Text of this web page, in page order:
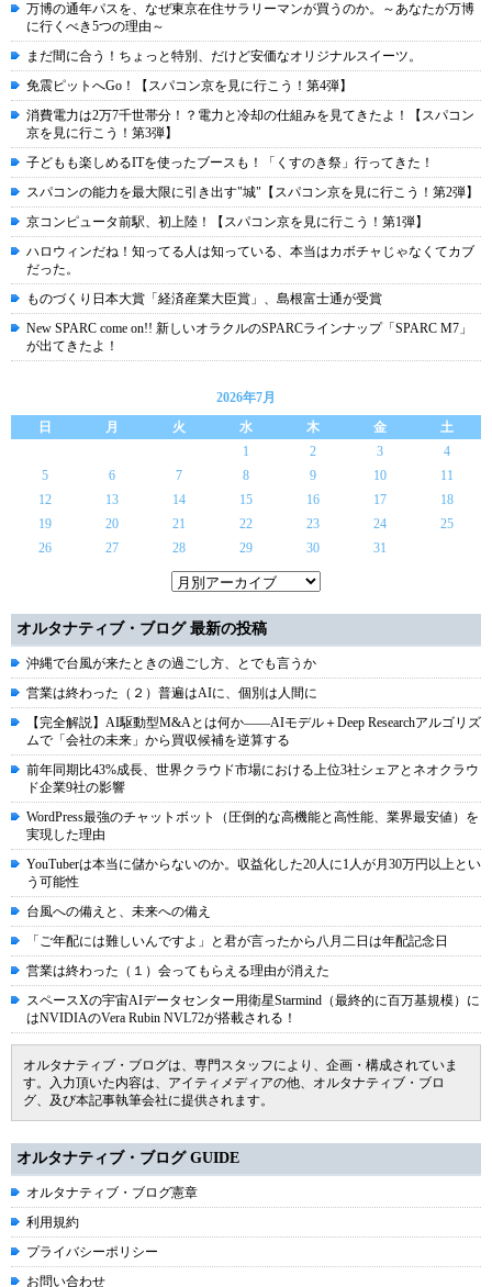
万博の通年パスを、なぜ東京在住サラリーマンが買うのか。～あなたが万博
に行くべき5つの理由～
まだ間に合う！ちょっと特別、だけど安価なオリジナルスイーツ。
免震ピットへGo！【スパコン京を見に行こう！第4弾】
消費電力は2万7千世帯分！？電力と冷却の仕組みを見てきたよ！【スパコン
京を見に行こう！第3弾】
子どもも楽しめるITを使ったブースも！「くすのき祭」行ってきた！
スパコンの能力を最大限に引き出す"城"【スパコン京を見に行こう！第2弾】
京コンピュータ前駅、初上陸！【スパコン京を見に行こう！第1弾】
ハロウィンだね！知ってる人は知っている、本当はカボチャじゃなくてカブ
だった。
ものづくり日本大賞「経済産業大臣賞」、島根富士通が受賞
New SPARC come on!! 新しいオラクルのSPARCラインナップ「SPARC M7」
が出てきたよ！
2026年7月
日
月 火 水 木 金
土
1
2 3
4
5
6 7 8 9 10
11
12
13 14 15 16 17
18
19
20 21 22 23 24
25
26
27 28 29 30 31
オルタナティブ・ブログ 最新の投稿
沖縄で台風が来たときの過ごし方、とでも言うか
営業は終わった（２）普遍はAIに、個別は人間に
【完全解説】AI駆動型M&Aとは何か――AIモデル＋Deep Researchアルゴリズ
ムで「会社の未来」から買収候補を逆算する
前年同期比43%成長、世界クラウド市場における上位3社シェアとネオクラウ
ド企業9社の影響
WordPress最強のチャットボット（圧倒的な高機能と高性能、業界最安値）を
実現した理由
YouTuberは本当に儲からないのか。収益化した20人に1人が月30万円以上とい
う可能性
台風への備えと、未来への備え
「ご年配には難しいんですよ」と君が言ったから八月二日は年配記念日
営業は終わった（１）会ってもらえる理由が消えた
スペースXの宇宙AIデータセンター用衛星Starmind（最終的に百万基規模）に
はNVIDIAのVera Rubin NVL72が搭載される！
オルタナティブ・ブログは、専門スタッフにより、企画・構成されていま
す。入力頂いた内容は、アイティメディアの他、オルタナティブ・ブロ
グ、及び本記事執筆会社に提供されます。
オルタナティブ・ブログ GUIDE
オルタナティブ・ブログ憲章
利用規約
プライバシーポリシー
お問い合わせ